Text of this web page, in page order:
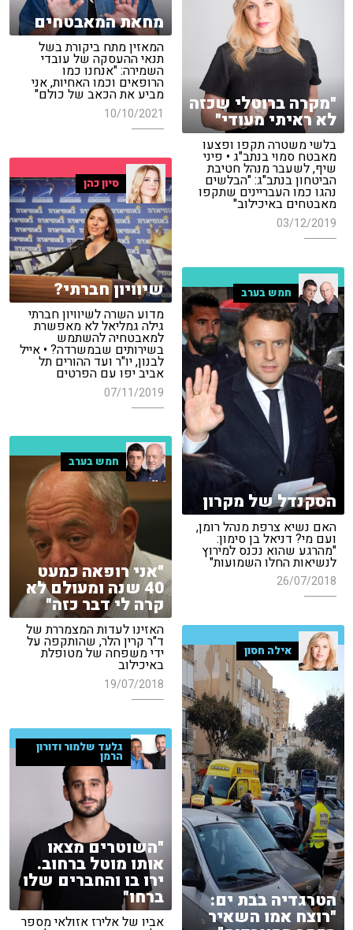
מחאת המאבטחים
המאזין מתח ביקורת בשל
תנאי ההעסקה של עובדי
השמירה: "אנחנו כמו
הרופאים וכמו האחיות, אני
מביע את הכאב של כולם"
10/10/2021 "מקרה ברוטלי שכזה
לא ראיתי מעודי"
בלשי משטרה תקפו ופצעו
מאבטח סמוי בנתב"ג • פיני
שיף, לשעבר מנהל חטיבת
הביטחון בנתב"ג: "הבלשים
נהגו כמו העבריינים שתקפו
מאבטחים באיכילוב"
03/12/2019
סיון כהן
שיוויון חברתי?
מדוע השרה לשיוויון חברתי
גילה גמליאל לא מאפשרת
למאבטחיה להשתמש
בשירותים שבמשרדה? • אייל
לבנון, יו"ר ועד ההורים תל
אביב יפו עם הפרטים
07/11/2019
חמש בערב
הסקנדל של מקרון
האם נשיא צרפת מנהל רומן,
ועם מי? דניאל בן סימון:
"מהרגע שהוא נכנס למירוץ
לנשיאות החלו השמועות"
26/07/2018
חמש בערב
"אני רופאה כמעט
40 שנה ומעולם לא
קרה לי דבר כזה"
האזינו לעדות המצמררת של
ד"ר קרין הלר, שהותקפה על
ידי משפחה של מטופלת
באיכילוב
19/07/2018
אילה חסון
הטרגדיה בבת ים:
"רוצח אמו השאיר
גלעד שלמור ודורון
הרמן
"השוטרים מצאו
אותו מוטל ברחוב.
ירו בו והחברים שלו
ברחו"
אביו של אלירז אזולאי מספר